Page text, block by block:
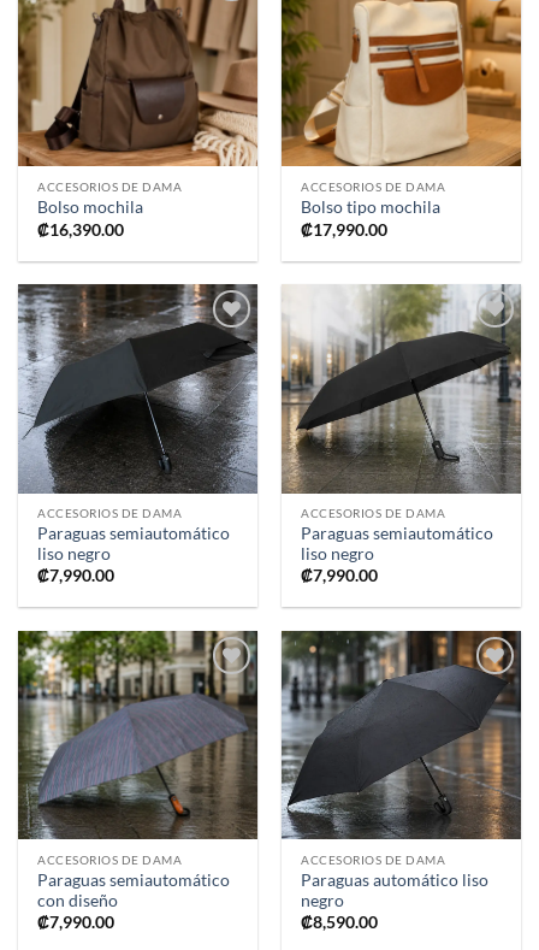
Añadir
lista de
deseos
ACCESORIOS DE DAMA
Bolso mochila
₡16,390.00
Añadir
a la
lista de
deseos
ACCESORIOS DE DAMA
Bolso tipo mochila
₡17,990.00
Añadir
a la
lista de
deseos
ACCESORIOS DE DAMA
Paraguas semiautomático
liso negro
₡7,990.00
Añadir
a la
lista de
deseos
ACCESORIOS DE DAMA
Paraguas semiautomático
liso negro
₡7,990.00
Añadir
a la
lista de
deseos
ACCESORIOS DE DAMA
Paraguas semiautomático
con diseño
₡7,990.00
Añadir
a la
lista de
deseos
ACCESORIOS DE DAMA
Paraguas automático liso
negro
₡8,590.00